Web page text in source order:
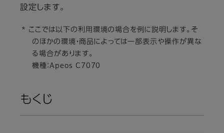
設定します。
* ここでは以下の利用環境の場合を例に説明します。そ
のほかの環境・商品によっては一部表示や操作が異な
る場合があります。
機種：Apeos C7070
もくじ